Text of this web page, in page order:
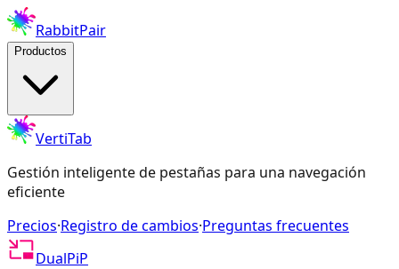
RabbitPair
Productos
VertiTab
Gestión inteligente de pestañas para una navegación
eficiente
Precios·Registro de cambios·Preguntas frecuentes
DualPiP